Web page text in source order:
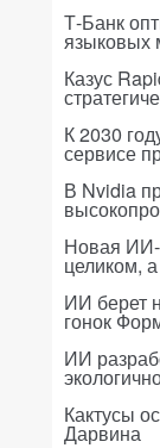
Т-Банк
языковых
Казус
К 2030
сервисе
В Nvidia
Новая ИИ-
целиком,
ИИ берет
гонок
ИИ
Кактусы
Дарвина